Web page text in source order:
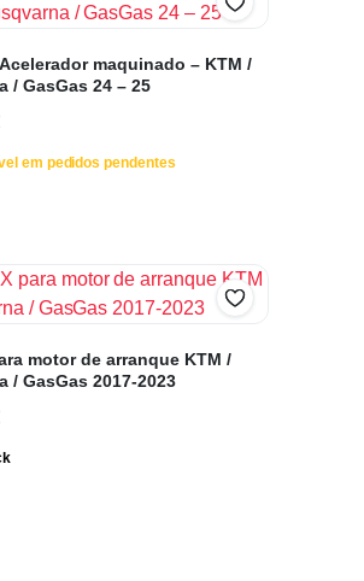
maquinado – KTM /
/ GasGas 24 – 25
em pedidos pendentes
motor de arranque KTM /
/ GasGas 2017-2023